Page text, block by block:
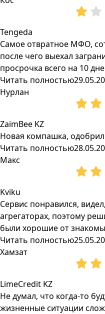
Tengeda
Самое отвратное МФО,
после чего выехал
просрочка всего на 10
Читать полностью
Нурлан
ZaimBee KZ
Новая компашка,
Читать полностью
Макс
Kviku
Сервис понравился,
агрегаторах, поэтому
были хорошие от
Читать полностью
Хамзат
LimeCredit KZ
Не думал, что когда-то
жизненные ситуации